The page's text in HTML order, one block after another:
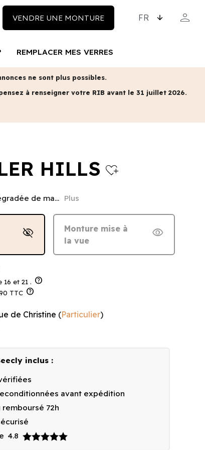
VENDRE UNE MONTURE person
REMPLACER MES VERRES
ne sont plus possibles.
à renseigner votre RIB avant le 31 juillet 2026.
HILLS heart_plus
de ma... Plus
visibility_off
Monture mise à
la vue
visibility
16 et 21 . help
TTC help
de Christine (Particulier)
inclus :
avant expédition
72h
4.8